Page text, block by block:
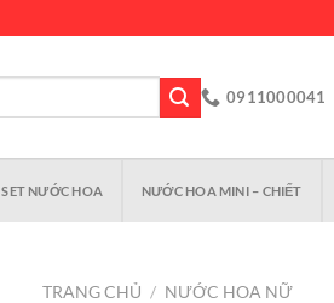
0911000041
SET NƯỚC HOA NƯỚC HOA MINI – CHIẾT
TRANG CHỦ / NƯỚC HOA NỮ